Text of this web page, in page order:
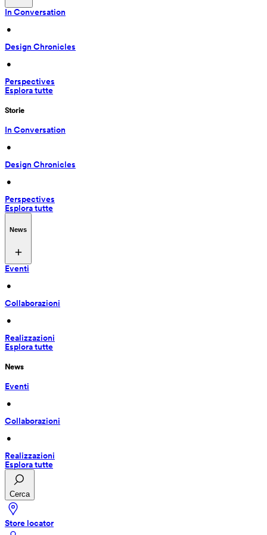
In Conversation
•
Design Chronicles
•
Perspectives
Esplora tutte
Storie
In Conversation
•
Design Chronicles
•
Perspectives
Esplora tutte
News
Eventi
•
Collaborazioni
•
Realizzazioni
Esplora tutte
News
Eventi
•
Collaborazioni
•
Realizzazioni
Esplora tutte
Cerca
Store locator